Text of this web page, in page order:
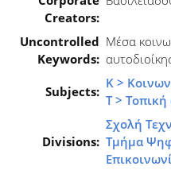
Creators:
Uncontrolled
Keywords:
Μέσα
Subjects:
Κ >
Τ >
Divisions:
Σχολή
Τμήμα